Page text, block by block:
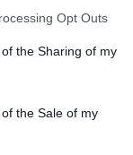
Opt Outs
the Sharing of my
the Sale of my